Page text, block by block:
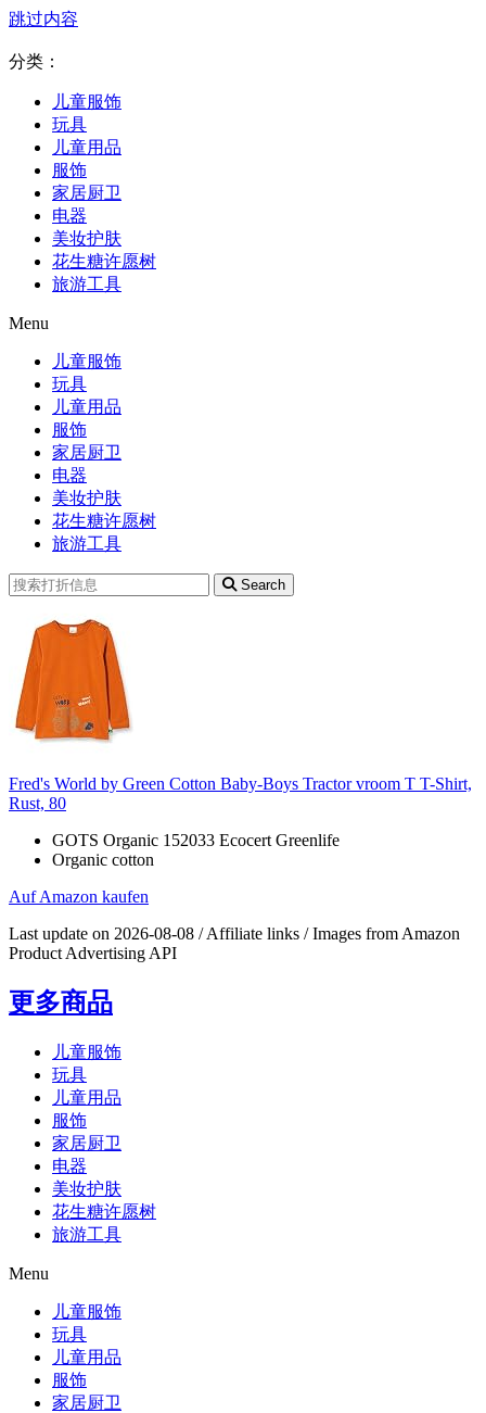
跳过内容
分类：
儿童服饰
玩具
儿童用品
服饰
家居厨卫
电器
美妆护肤
花生糖许愿树
旅游工具
Menu
儿童服饰
玩具
儿童用品
服饰
家居厨卫
电器
美妆护肤
花生糖许愿树
旅游工具
Search
Fred's World by Green Cotton Baby-Boys Tractor vroom T T-Shirt,
Rust, 80
GOTS Organic 152033 Ecocert Greenlife
Organic cotton
Auf Amazon kaufen
Last update on 2026-08-08 / Affiliate links / Images from Amazon
Product Advertising API
更多商品
儿童服饰
玩具
儿童用品
服饰
家居厨卫
电器
美妆护肤
花生糖许愿树
旅游工具
Menu
儿童服饰
玩具
儿童用品
服饰
家居厨卫